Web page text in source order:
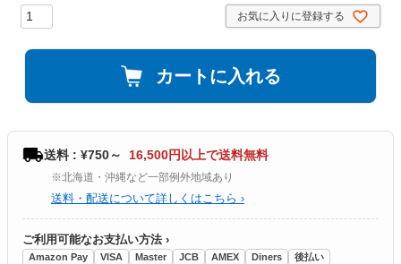
お気に入りに登録する
カートに入れる
送料 : ¥750～ 16,500円以上で送料無料
※北海道・沖縄など一部例外地域あり
送料・配送について詳しくはこちら ›
ご利用可能なお支払い方法 ›
Amazon Pay VISA Master JCB AMEX Diners
後払い